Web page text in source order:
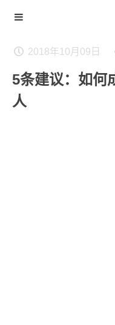
2018年10月09日
5条建议：如何
人